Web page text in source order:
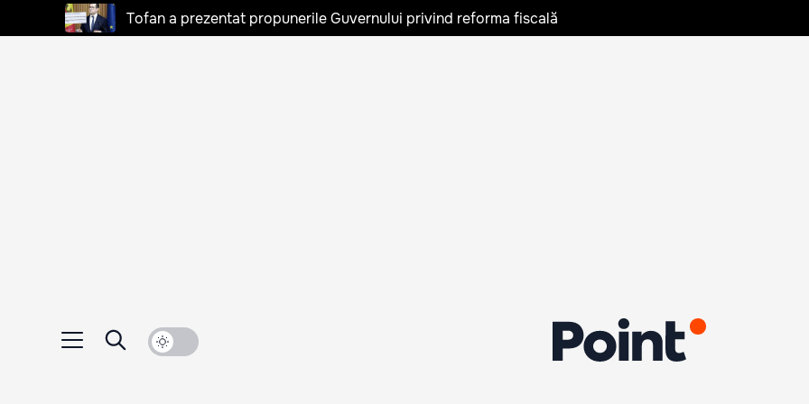
Tofan a prezentat propunerile Guvernului privind reforma fiscală